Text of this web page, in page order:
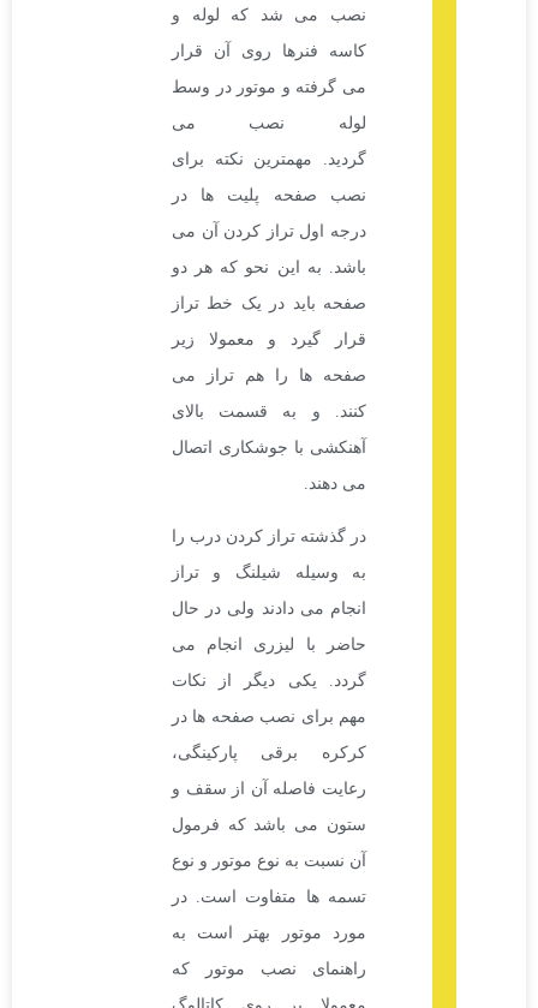
نصب می شد که لوله و
کاسه فنرها روی آن قرار
می گرفته و موتور در وسط
لوله نصب می
گردید. مهمترین نکته برای
نصب صفحه پلیت ها در
درجه اول تراز کردن آن می
باشد. به این نحو که هر دو
صفحه باید در یک خط تراز
قرار گیرد و معمولا زیر
صفحه ها را هم تراز می
کنند. و به قسمت بالای
آهنکشی با جوشکاری اتصال
در گذشته تراز کردن درب را
به وسیله شیلنگ و تراز
انجام می دادند ولی در حال
حاضر با لیزری انجام می
گردد. یکی دیگر از نکات
مهم برای نصب صفحه ها در
کرکره برقی پارکینگی،
رعایت فاصله آن از سقف و
ستون می باشد که فرمول
آن نسبت به نوع موتور و نوع
تسمه ها متفاوت است. در
مورد موتور بهتر است به
راهنمای نصب موتور که